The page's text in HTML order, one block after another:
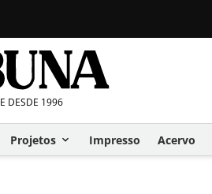
DESDE 1996
Projetos Impresso Acervo